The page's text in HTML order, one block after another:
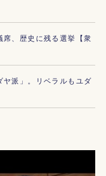
、歴史に残る選挙【衆
派」。リベラルもユダ